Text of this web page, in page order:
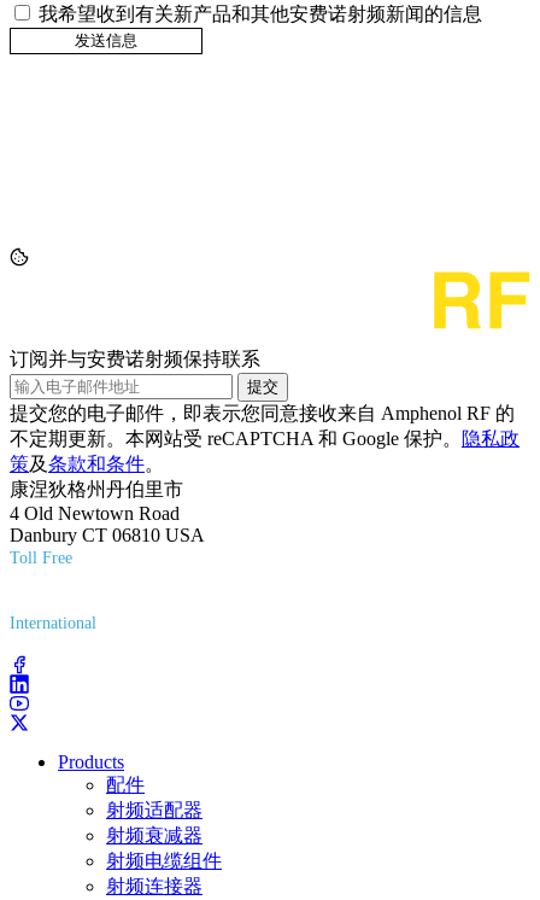
我希望收到有关新产品和其他安费诺射频新闻的信息
订阅并与安费诺射频保持联系
提交
提交您的电子邮件，即表示您同意接收来自 Amphenol RF 的
不定期更新。本网站受 reCAPTCHA 和 Google 保护。
隐私政
策及条款和条件。
康涅狄格州丹伯里市
4 Old Newtown Road
Danbury CT 06810 USA
Toll Free
International
Products
配件
射频适配器
射频衰减器
射频电缆组件
射频连接器